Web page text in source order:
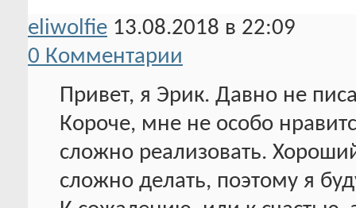
eliwolfie 13.08.2018 в 22:09
0 Комментарии
Привет, я Эрик. Давно не
Короче, мне не особо
сложно реализовать.
сложно делать, поэтому я